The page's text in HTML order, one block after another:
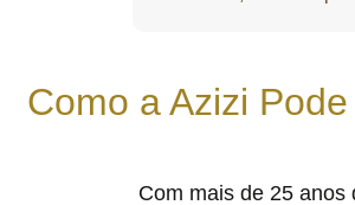
Como a Azizi
Com mais de 25